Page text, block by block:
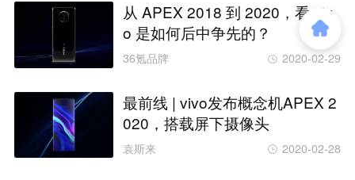
从 APEX 2018 到 2020，看 viv
o 是如何后中争先的？
36氪品牌 2020-02-29
最前线 | vivo发布概念机APEX 2
020，搭载屏下摄像头
袁斯来 2020-02-28